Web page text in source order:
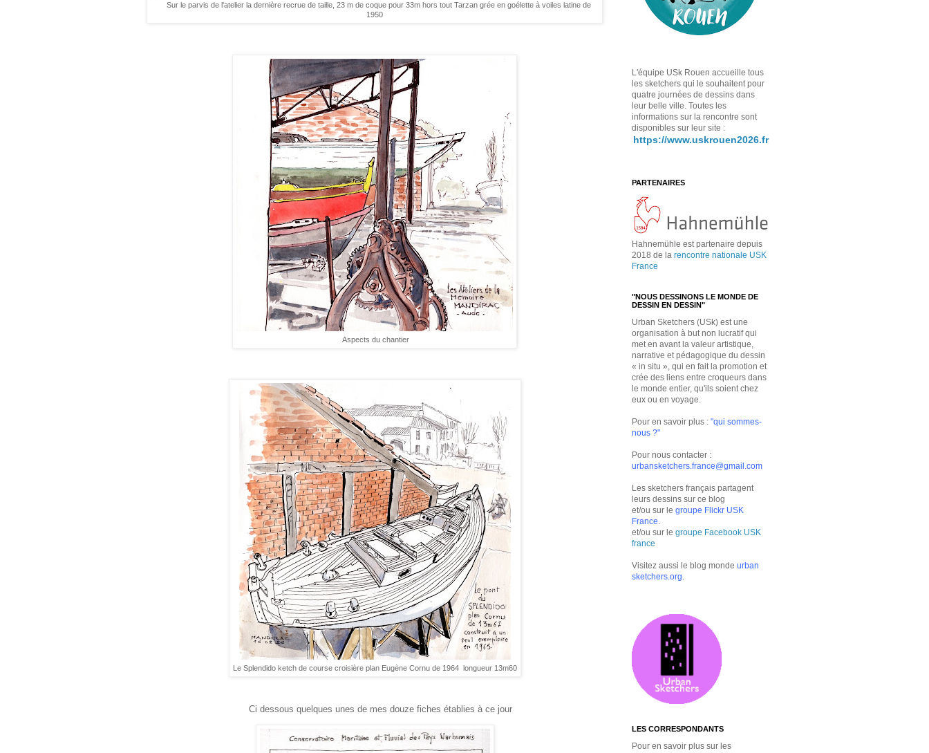
Sur le parvis de l'atelier la dernière recrue de taille, 23 m de coque pour 33m hors tout Tarzan grée en goélette à voiles latine de
1950
Aspects du chantier
Le Splendido ketch de course croisière plan Eugène Cornu de 1964 longueur 13m60
Ci dessous quelques unes de mes douze fiches établies à ce jour
L'équipe USk Rouen accueille tous
les sketchers qui le souhaitent pour
quatre journées de dessins dans
leur belle ville. Toutes les
informations sur la rencontre sont
disponibles sur leur site :
https://www.uskrouen2026.fr
PARTENAIRES
Hahnemühle est partenaire depuis
2018 de la rencontre nationale USK
France
"NOUS DESSINONS LE MONDE DE
DESSIN EN DESSIN"
Urban Sketchers (USk) est une
organisation à but non lucratif qui
met en avant la valeur artistique,
narrative et pédagogique du dessin
« in situ », qui en fait la promotion et
crée des liens entre croqueurs dans
le monde entier, qu'ils soient chez
eux ou en voyage.
Pour en savoir plus : "qui sommes-
nous ?"
Pour nous contacter :
urbansketchers.france@gmail.com
Les sketchers français partagent
leurs dessins sur ce blog
et/ou sur le groupe Flickr USK
France
et/ou sur le groupe Facebook USK
france
Visitez aussi le blog monde urban
sketchers.org
LES CORRESPONDANTS
Pour en savoir plus sur les